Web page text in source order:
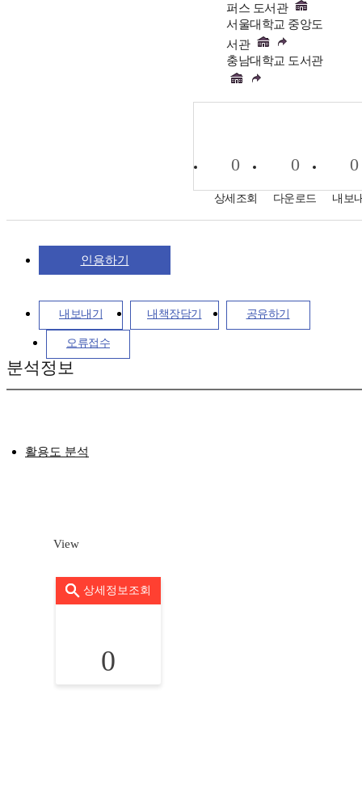
퍼스 도서관
서울대학교 중앙도
서관
충남대학교 도서관
0
상세조회
0
다운로드
0
내보
인용하기
내보내기 내책장담기 공유하기
오류접수
분석정보
활용도 분석
View
상세정보조회
0